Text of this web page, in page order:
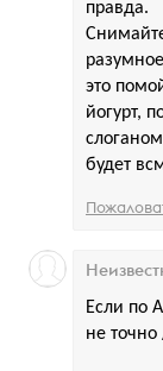
правда.
это
йогурт,
будет
Если по
не